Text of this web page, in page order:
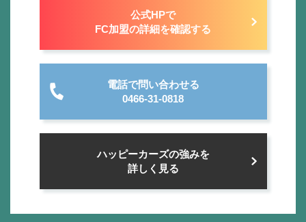
公式HPで
FC加盟の詳細を確認する
電話で問い合わせる
0466-31-0818
ハッピーカーズの強みを
詳しく見る